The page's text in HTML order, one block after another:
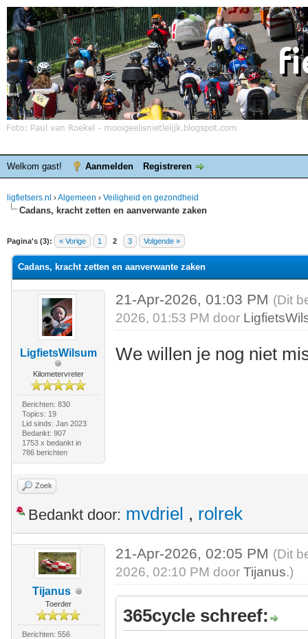
Welkom gast! Aanmelden Registreren
ligfietsers.nl ›Algemeen › Veiligheid en gezondheid
Cadans, kracht zetten en aanverwante zaken
Pagina's (3): « Vorige 1 2 3 Volgende »
waardering is 0
Cadans, kracht zetten en aanverwante zaken
LigfietsWilsum
Kilometervreter
Berichten: 830
Topics: 19
Lid sinds: Jan 2023
Bedankt: 907
1753 x bedankt in
786 berichten
21-Apr-2026, 01:03 PM (Dit
2026, 01:53 PM door
We willen je nog niet
Zoek
Bedankt door: mvdriel , rolrek
Tijanus
Toerder
Berichten: 556
21-Apr-2026, 02:05 PM (Dit
2026, 02:10 PM doorTijanus.)
365cycle schreef: